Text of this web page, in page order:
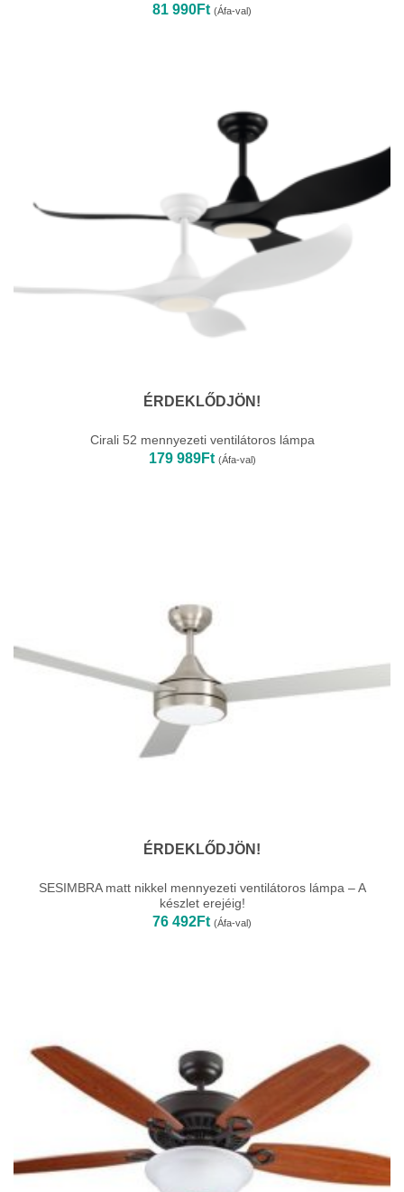
81 990Ft (Áfa-val)
ÉRDEKLŐDJÖN!
Cirali 52 mennyezeti ventilátoros lámpa
179 989Ft (Áfa-val)
ÉRDEKLŐDJÖN!
SESIMBRA matt nikkel mennyezeti ventilátoros lámpa – A
készlet erejéig!
76 492Ft (Áfa-val)